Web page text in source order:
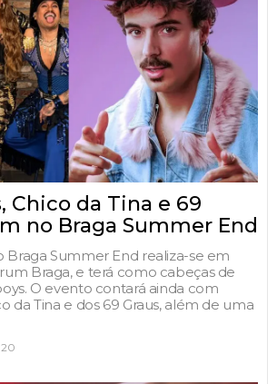
Chico da Tina e 69
no Braga Summer End
Braga Summer End realiza-se em
Braga, e terá como cabeças de
O evento contará ainda com
da Tina e dos 69 Graus, além de uma